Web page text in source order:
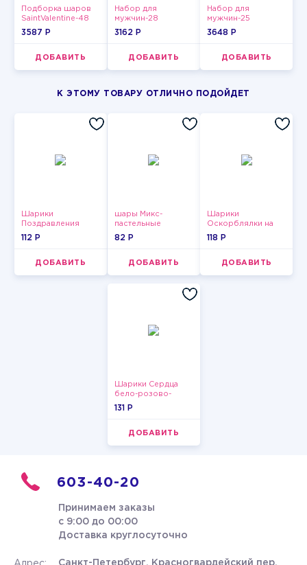
Подборка шаров
SaintValentine-48
3587 P
ДОБАВИТЬ
Набор для
мужчин-28
3162 P
ДОБАВИТЬ
Набор для
мужчин-25
3648 P
ДОБАВИТЬ
К ЭТОМУ ТОВАРУ ОТЛИЧНО ПОДОЙДЕТ
Шарики
Поздравления
112 P
ДОБАВИТЬ
шары Микс-
пастельные
82 P
ДОБАВИТЬ
Шарики
Оскорблялки на
день рождения для
118 P
ДОБАВИТЬ
Шарики Сердца
бело-розово-
красные
131 P
ДОБАВИТЬ
603-40-20
Принимаем заказы
с 9:00 до 00:00
Доставка круглосуточно
Санкт-Петербург, Красногвардейский пер.